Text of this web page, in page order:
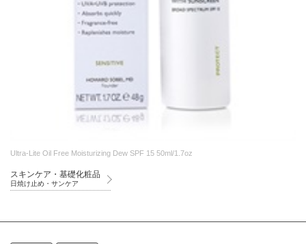
Ultra-Lite Oil Free Moisturizing Dew SPF 15 50ml/1.7oz
スキンケア・基礎化粧品
日焼け止め・サンケア